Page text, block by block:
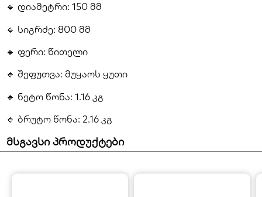
🔹 დიამეტრი: 150 მმ
🔹 სიგრძე: 800 მმ
🔹 ფერი: წითელი
🔹 შეფუთვა: მუყაოს ყუთი
🔹 ნეტო წონა: 1.16 კგ
🔹 ბრუტო წონა: 2.16 კგ
მსგავსი პროდუქტები